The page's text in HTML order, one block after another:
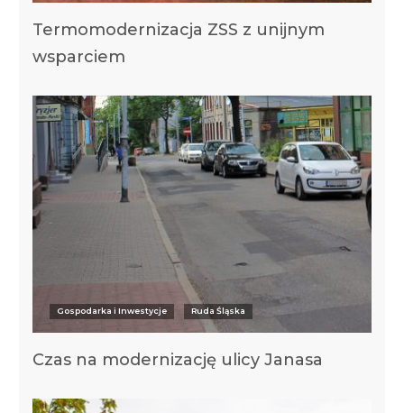
Termomodernizacja ZSS z unijnym
wsparciem
Gospodarka i Inwestycje Ruda Śląska
Czas na modernizację ulicy Janasa